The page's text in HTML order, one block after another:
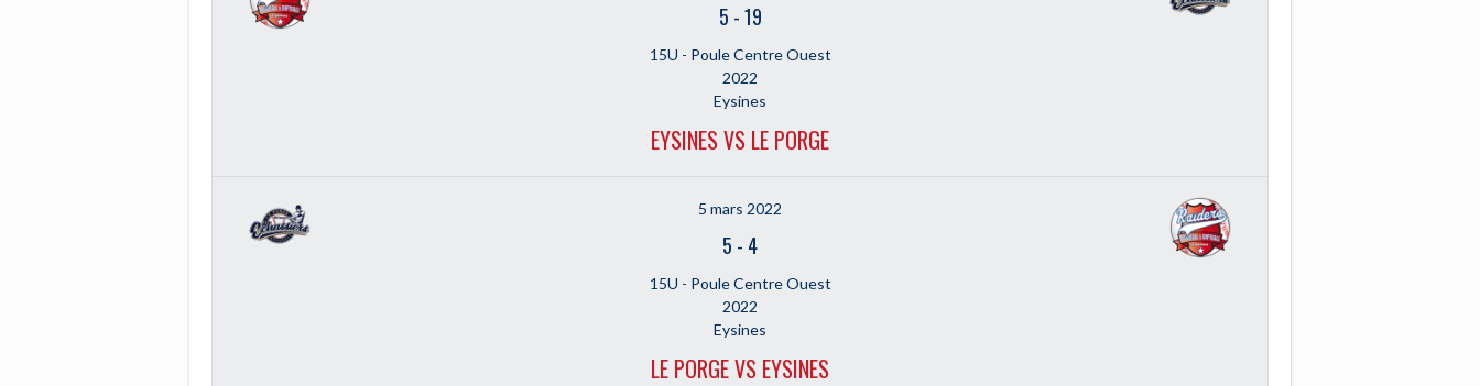
5 -19
15U - Poule Centre Ouest
2022
Eysines
EYSINES VS LE PORGE
5 mars 2022
5 - 4
15U - Poule Centre Ouest
2022
Eysines
LE PORGE VS EYSINES